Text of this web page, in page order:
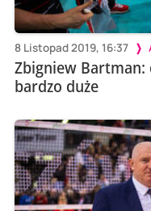
8 Listopad 2019, 16:37
Zbigniew Bartman:
bardzo duże